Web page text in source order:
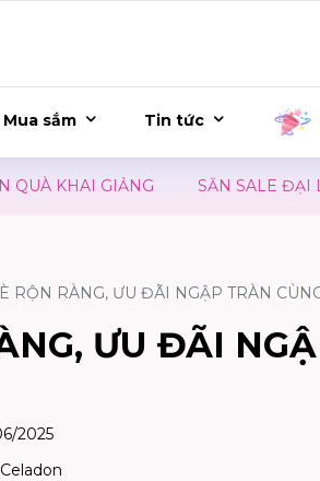
Mua sắm Tin tức
GIẢNG SĂN SALE ĐẠI LỄ –
RỘN RÀNG, ƯU ĐÃI NGẬP TRÀN
ƯU ĐÃI
2025